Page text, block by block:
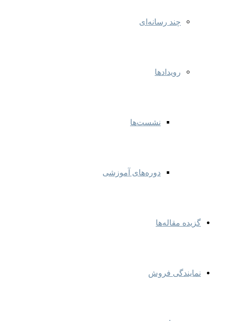
چند رسانه‌ای
رویدادها
نشست‌ها
دوره‌های آموزشی
گزیده مقاله‌ها
نمایندگی‌ فروش